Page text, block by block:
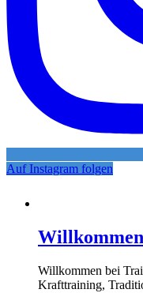
Auf Instagram folgen
Willkommen
Willkommen bei
Krafttraining,